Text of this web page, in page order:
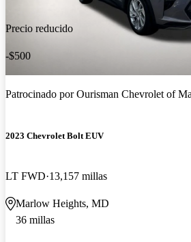
Precio reducido
-$500
Patrocinado porOurisman Chevrolet of
2023 Chevrolet Bolt EUV
LT FWD 13,157 millas
Marlow Heights, MD
36 millas